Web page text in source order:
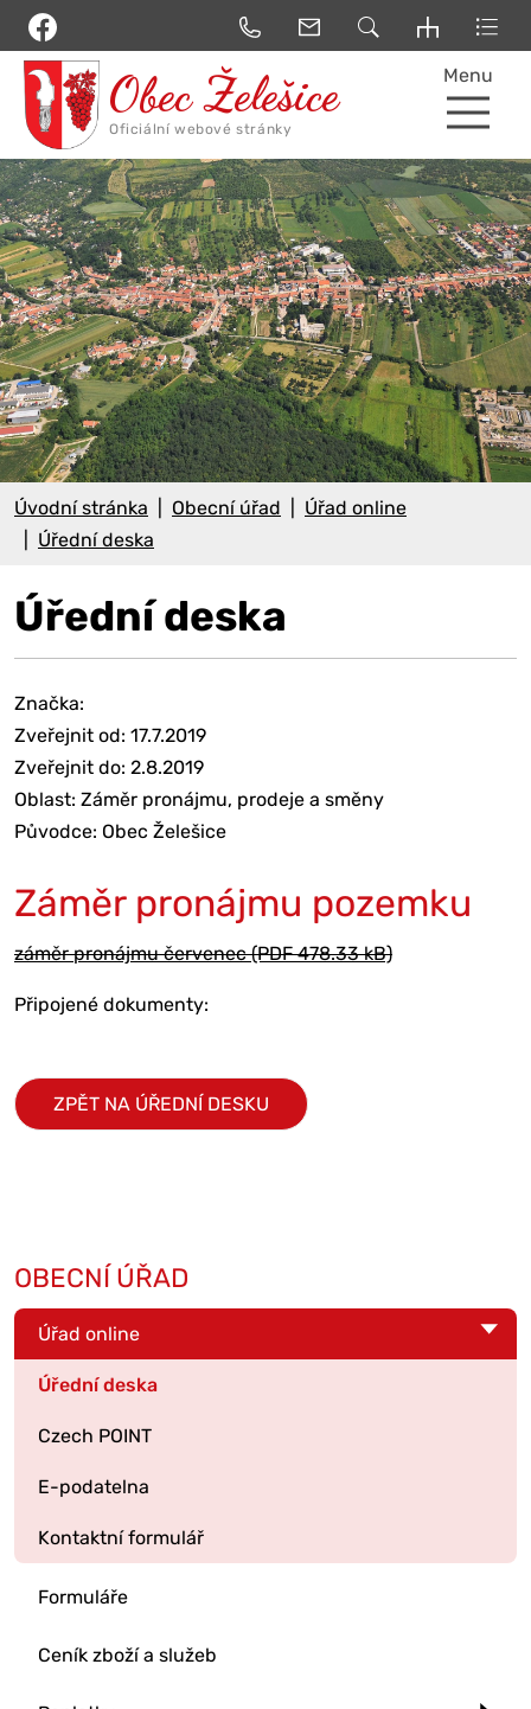
Menu
Úvodní stránka Obecní úřad
Úřad online
Úřední deska
Úřední deska
Značka:
Zveřejnit od: 17.7.2019
Zveřejnit do: 2.8.2019
Oblast: Záměr pronájmu, prodeje a směny
Původce: Obec Želešice
Záměr pronájmu pozemku
záměr pronájmu červenec (PDF 478.33 kB)
Připojené dokumenty:
ZPĚT NA ÚŘEDNÍ DESKU
OBECNÍ ÚŘAD
Úřad online
Úřední deska
Czech POINT
E-podatelna
Kontaktní formulář
Formuláře
Ceník zboží a služeb